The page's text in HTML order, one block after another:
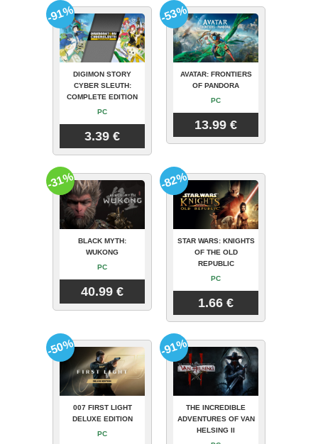
DIGIMON STORY
CYBER SLEUTH:
COMPLETE EDITION
PC
3.39 €
-91%
AVATAR: FRONTIERS
OF PANDORA
PC
13.99 €
-53%
BLACK MYTH:
WUKONG
PC
40.99 €
-31%
STAR WARS: KNIGHTS
OF THE OLD
REPUBLIC
PC
1.66 €
-82%
007 FIRST LIGHT
DELUXE EDITION
PC
-50%
THE INCREDIBLE
ADVENTURES OF VAN
HELSING II
-91%